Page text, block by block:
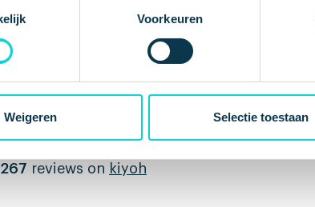
Voorkeuren
Weigeren Selectie toestaan
reviews on kiyoh